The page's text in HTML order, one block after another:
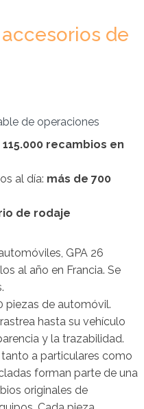
de
de operaciones
recambios en
al día: más de 700
de rodaje
GPA 26
al año en Francia. Se
piezas de automóvil.
hasta su vehículo
y la trazabilidad.
tanto a particulares como
forman parte de una
originales de